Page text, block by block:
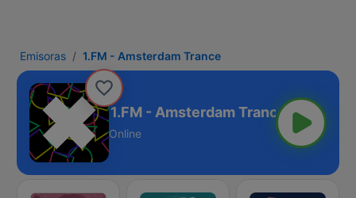
Emisoras 1.FM - Amsterdam Trance
1.FM - Amsterdam Trance
Online